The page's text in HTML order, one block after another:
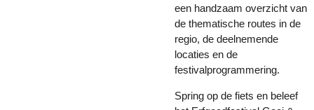
een handzaam overzicht van
de thematische routes in de
regio, de deelnemende
locaties en de
festivalprogrammering.
Spring op de fiets en beleef